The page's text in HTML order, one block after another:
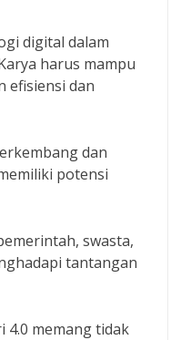
digital dalam
harus mampu
efisiensi dan
dan
potensi
swasta,
tantangan
4.0 memang tidak